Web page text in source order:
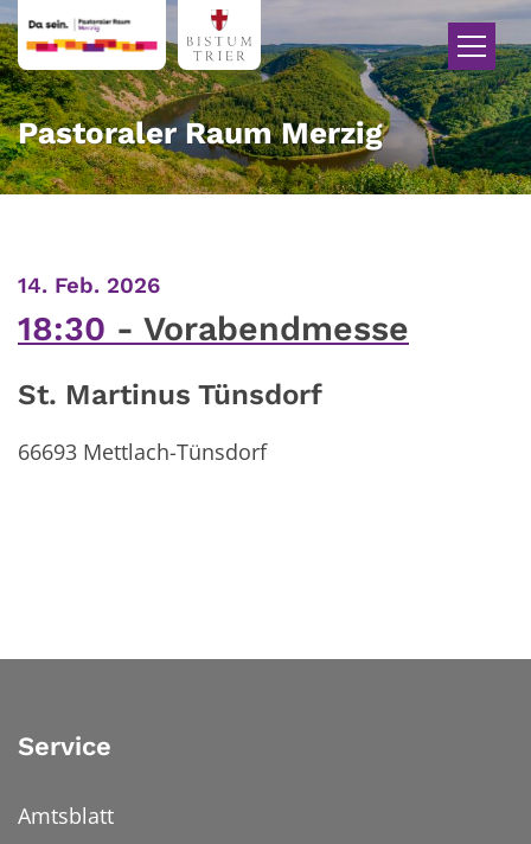
Zum Inhalt springen
Pastoraler Raum Merzig
14. Feb. 2026:
18:30 Vorabendmesse
St. Martinus Tünsdorf
66693 Mettlach-Tünsdorf
Service
Amtsblatt